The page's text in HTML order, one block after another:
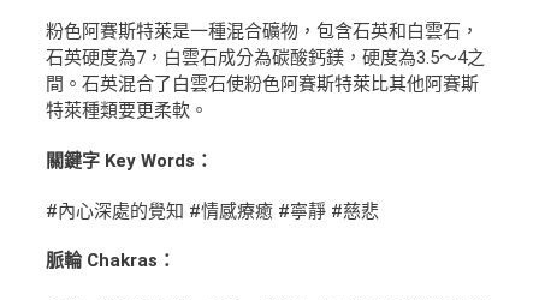
粉色阿賽斯特萊是一種混合礦物，包含石英和白雲石，
石英硬度為7，白雲石成分為碳酸鈣鎂，硬度為3.5～4之
間。石英混合了白雲石使粉色阿賽斯特萊比其他阿賽斯
特萊種類要更柔軟。
關鍵字 Key Words：
#內心深處的覺知 #情感療癒 #寧靜 #慈悲
脈輪 Chakras：